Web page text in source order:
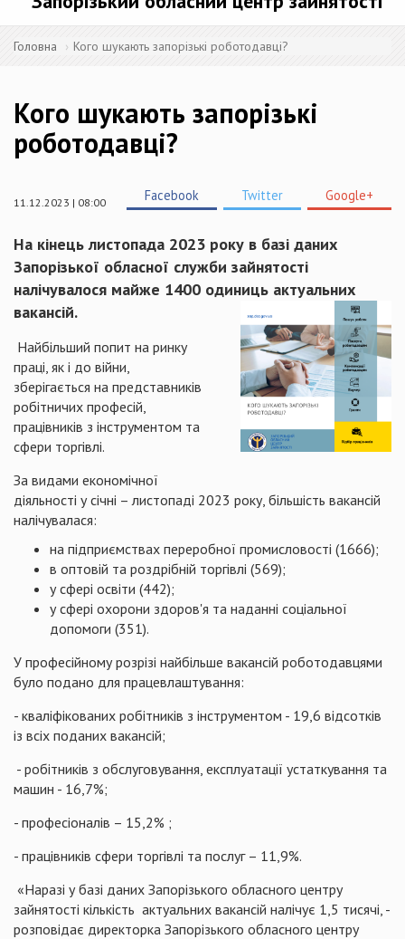
Головна Кого шукають запорізькі роботодавці?
Кого шукають запорізькі
роботодавці?
11.12.2023 | 08:00 Facebook Twitter Google+
На кінець листопада 2023 року в базі даних
Запорізької обласної служби зайнятості
налічувалося майже 1400 одиниць актуальних
вакансій.
Найбільший попит на ринку
праці, як і до війни,
зберігається на представників
робітничих професій,
працівників з інструментом та
сфери торгівлі.
За видами економічної
діяльності у січні – листопаді 2023 року, більшість вакансій
налічувалася:
на підприємствах переробної промисловості (1666);
в оптовій та роздрібній торгівлі (569);
у сфері освіти (442);
у сфері охорони здоров'я та наданні соціальної
допомоги (351).
У професійному розрізі найбільше вакансій роботодавцями
було подано для працевлаштування:
- кваліфікованих робітників з інструментом - 19,6 відсотків
із всіх поданих вакансій;
- робітників з обслуговування, експлуатації устаткування та
машин - 16,7%;
- професіоналів – 15,2% ;
- працівників сфери торгівлі та послуг – 11,9%.
«Наразі у базі даних Запорізького обласного центру
зайнятості кількість актуальних вакансій налічує 1,5 тисячі, -
розповідає директорка Запорізького обласного центру